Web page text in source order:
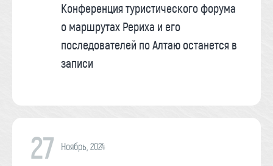
Конференция туристического форума
о маршрутах Рериха и его
последователей по Алтаю останется в
записи
27 Ноябрь, 2024